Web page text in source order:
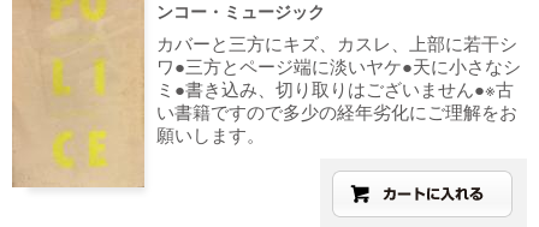
ンコー・ミュージック
カバーと三方にキズ、カスレ、上部に若干シ
ワ●三方とページ端に淡いヤケ●天に小さなシ
ミ●書き込み、切り取りはございません●※古
い書籍ですので多少の経年劣化にご理解をお
願いします。